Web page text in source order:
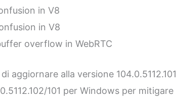
in V8
in V8
overflow in WebRTC
aggiornare alla versione 104.0.5112.101
101 per Windows per mitigare